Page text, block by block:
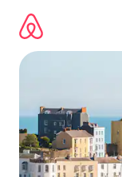
содржина